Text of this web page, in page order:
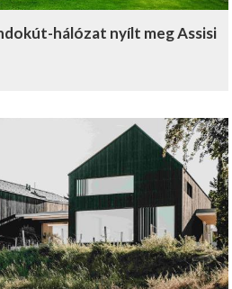
hálózat nyílt meg Assisi